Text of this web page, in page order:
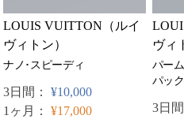
LOUIS VUITTON（ルイ
ヴィトン）
ナノ･スピーディ
3日間： ¥10,000
1ヶ月： ¥17,000
ヴィ
パー
パッ
3日間